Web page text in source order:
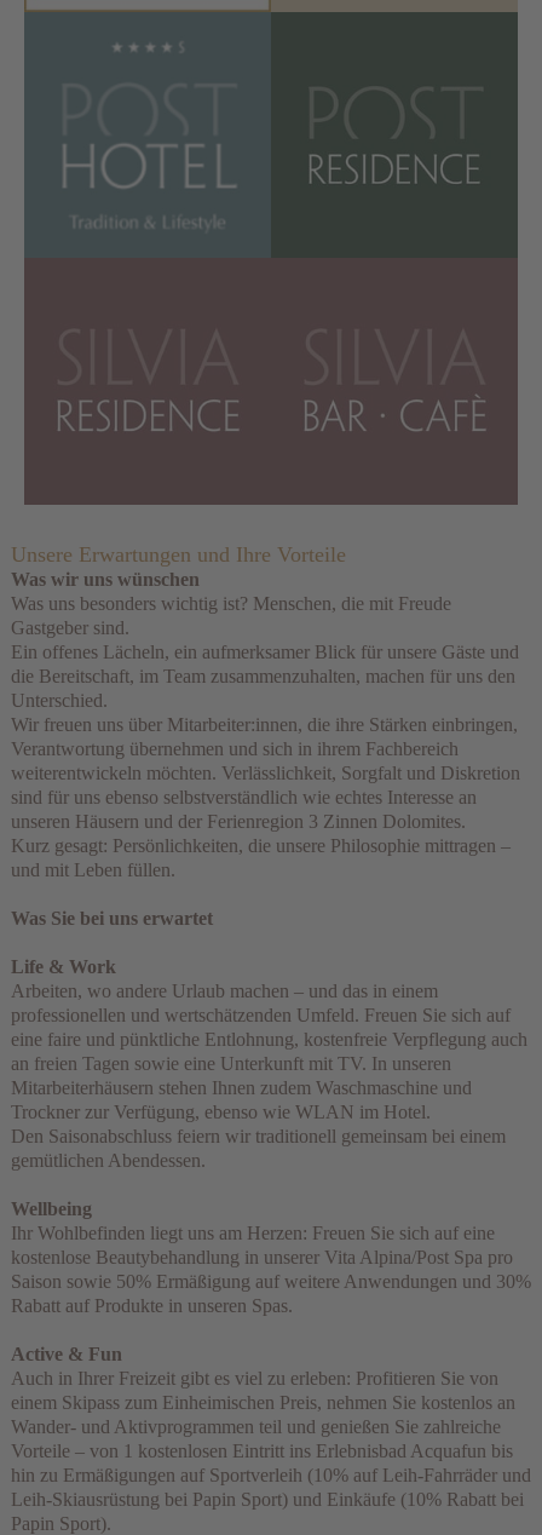
Unsere Erwartungen und Ihre Vorteile
Was wir uns wünschen
Was uns besonders wichtig ist? Menschen, die mit Freude
Gastgeber sind.
Ein offenes Lächeln, ein aufmerksamer Blick für unsere Gäste und
die Bereitschaft, im Team zusammenzuhalten, machen für uns den
Unterschied.
Wir freuen uns über Mitarbeiter:innen, die ihre Stärken einbringen,
Verantwortung übernehmen und sich in ihrem Fachbereich
weiterentwickeln möchten. Verlässlichkeit, Sorgfalt und Diskretion
sind für uns ebenso selbstverständlich wie echtes Interesse an
unseren Häusern und der Ferienregion 3 Zinnen Dolomites.
Kurz gesagt: Persönlichkeiten, die unsere Philosophie mittragen –
und mit Leben füllen.
Was Sie bei uns erwartet
Life & Work
Arbeiten, wo andere Urlaub machen – und das in einem
professionellen und wertschätzenden Umfeld. Freuen Sie sich auf
eine faire und pünktliche Entlohnung, kostenfreie Verpflegung auch
an freien Tagen sowie eine Unterkunft mit TV. In unseren
Mitarbeiterhäusern stehen Ihnen zudem Waschmaschine und
Trockner zur Verfügung, ebenso wie WLAN im Hotel.
Den Saisonabschluss feiern wir traditionell gemeinsam bei einem
gemütlichen Abendessen.
Wellbeing
Ihr Wohlbefinden liegt uns am Herzen: Freuen Sie sich auf eine
kostenlose Beautybehandlung in unserer Vita Alpina/Post Spa pro
Saison sowie 50% Ermäßigung auf weitere Anwendungen und 30%
Rabatt auf Produkte in unseren Spas.
Active & Fun
Auch in Ihrer Freizeit gibt es viel zu erleben: Profitieren Sie von
einem Skipass zum Einheimischen Preis, nehmen Sie kostenlos an
Wander- und Aktivprogrammen teil und genießen Sie zahlreiche
Vorteile – von 1 kostenlosen Eintritt ins Erlebnisbad Acquafun bis
hin zu Ermäßigungen auf Sportverleih (10% auf Leih-Fahrräder und
Leih-Skiausrüstung bei Papin Sport) und Einkäufe (10% Rabatt bei
Papin Sport).